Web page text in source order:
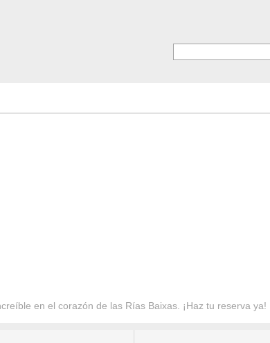
en el corazón de las Rías Baixas. ¡Haz tu reserva ya!